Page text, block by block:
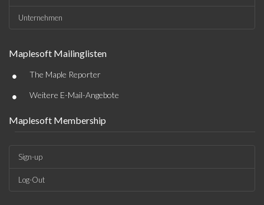
Unternehmen
Maplesoft Mailinglisten
• The Maple Reporter
• Weitere E-Mail-Angebote
Maplesoft Membership
Sign-up
Log-Out